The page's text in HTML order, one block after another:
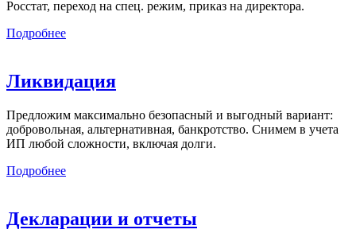
Росстат, переход на спец. режим, приказ на директора.
Подробнее
Ликвидация
Предложим максимально безопасный и выгодный вариант:
добровольная, альтернативная, банкротство. Снимем в учета
ИП любой сложности, включая долги.
Подробнее
Декларации и отчеты